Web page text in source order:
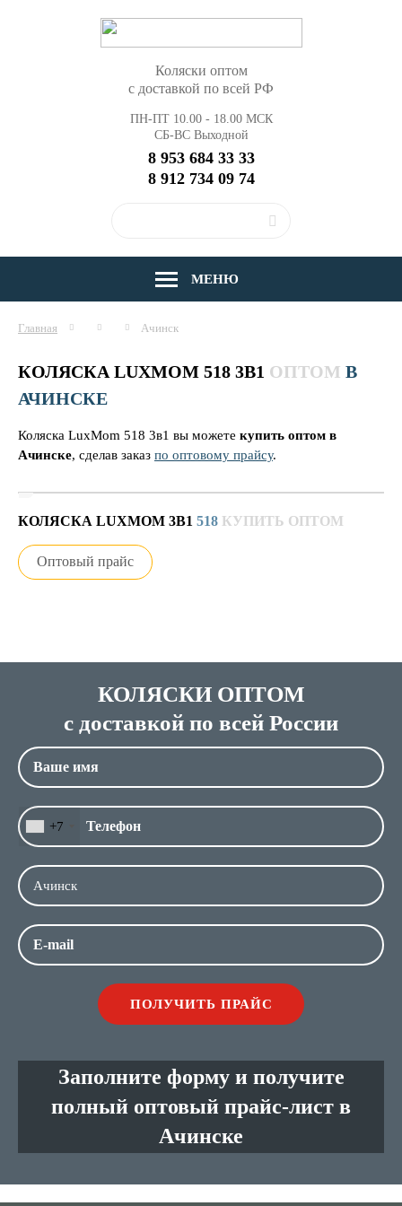
Коляски оптом
с доставкой по всей РФ
ПН-ПТ 10.00 - 18.00 МСК
СБ-ВС Выходной
8 953 684 33 33
8 912 734 09 74
МЕНЮ
Главная Ачинск
КОЛЯСКА LUXMOM 518 3В1 ОПТОМ В
АЧИНСКЕ
Коляска LuxMom 518 3в1 вы можете купить оптом в
Ачинске, сделав заказ по оптовому прайсу.
КОЛЯСКА LUXMOM 3В1 518 КУПИТЬ ОПТОМ
Оптовый прайс
КОЛЯСКИ ОПТОМ
с доставкой по всей России
+7
Заполните форму и получите
полный оптовый прайс-лист в
Ачинске